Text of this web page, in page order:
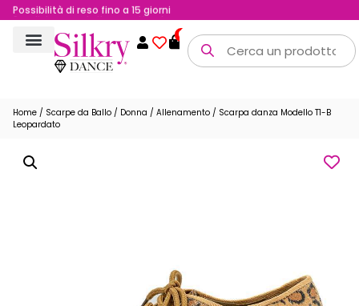
Possibilità di reso fino a 15 giorni
0
Home / Scarpe da Ballo / Donna / Allenamento / Scarpa danza Modello T1-B
Leopardato